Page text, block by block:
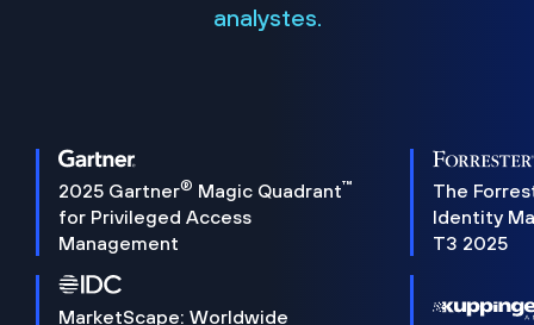
analystes.
2025 Gartner® Magic Quadrant™
for Privileged Access
Management
The
Identity
T3 2025
MarketScape: Worldwide